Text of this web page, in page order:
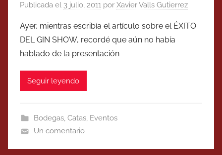
Publicada el 3 julio, 2011 por Xavier Valls Gutierrez
Ayer, mientras escribía el artículo sobre el ÉXITO
DEL GIN SHOW, recordé que aún no había
hablado de la presentación
Seguir leyendo
Bodegas, Catas, Eventos
Un comentario